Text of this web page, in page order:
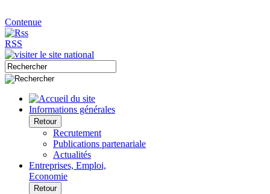
Contenue
RSS
Informations générales
Retour
Recrutement
Publications partenariale
Actualités
Entreprises, Emploi,
Economie
Retour